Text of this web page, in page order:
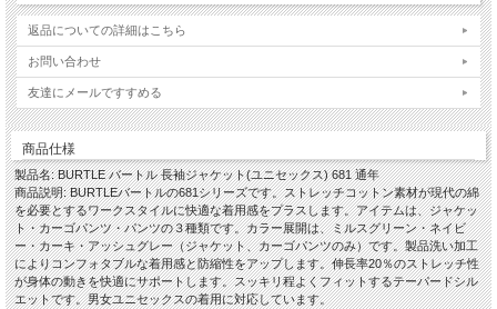
返品についての詳細はこちら
お問い合わせ
友達にメールですすめる
商品仕様
製品名: BURTLE バートル 長袖ジャケット(ユニセックス) 681 通年
商品説明: BURTLEバートルの681シリーズです。ストレッチコットン素材が現代の綿
を必要とするワークスタイルに快適な着用感をプラスします。アイテムは、ジャケッ
ト・カーゴパンツ・パンツの３種類です。カラー展開は、ミルスグリーン・ネイビ
ー・カーキ・アッシュグレー（ジャケット、カーゴパンツのみ）です。製品洗い加工
によりコンフォタブルな着用感と防縮性をアップします。伸長率20％のストレッチ性
が身体の動きを快適にサポートします。スッキリ程よくフィットするテーパードシル
エットです。男女ユニセックスの着用に対応しています。